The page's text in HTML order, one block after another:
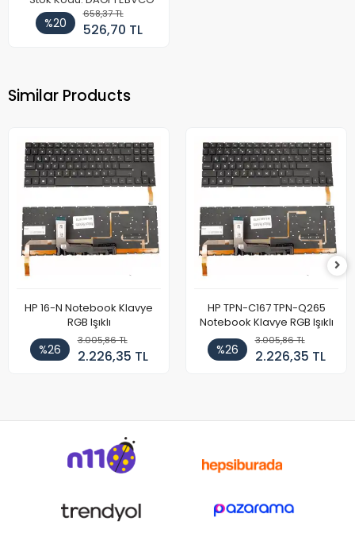
%20
658,37 TL
526,70 TL
Similar Products
HP 16-N Notebook Klavye
RGB Işıklı
%26
3.005,86 TL
2.226,35 TL
HP TPN-C167 TPN-Q265
Notebook Klavye RGB Işıklı
%26
3.005,86 TL
2.226,35 TL